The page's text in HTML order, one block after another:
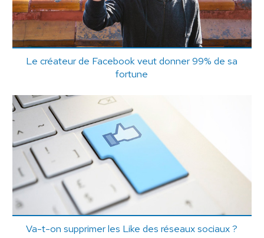
Le créateur de Facebook veut donner 99% de sa
fortune
Va-t-on supprimer les Like des réseaux sociaux ?